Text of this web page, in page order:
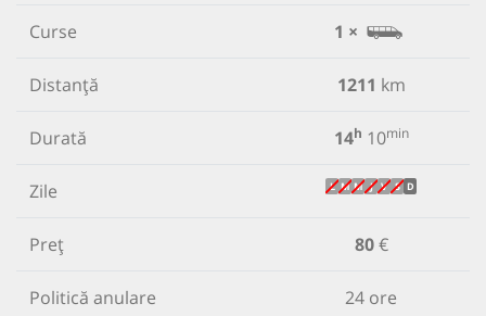
Curse 1 ×
Distanță 1211 km
Durată 14h 10min
Zile L M M J V S D
Preț 80€
Politică anulare 24 ore